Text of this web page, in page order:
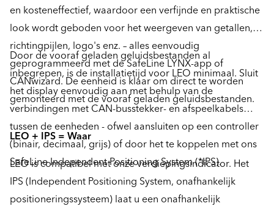
en kosteneffectief, waardoor een verfijnde en praktische
look wordt geboden voor het weergeven van getallen,
richtingpijlen, logo's enz. – alles eenvoudig
geprogrammeerd met de SafeLine LYNX-app of
CANwizard. De eenheid is klaar om direct te worden
gemonteerd met de vooraf geladen geluidsbestanden.
Door de vooraf geladen geluidsbestanden al
inbegrepen, is de installatietijd voor LEO minimaal. Sluit
het display eenvoudig aan met behulp van de
verbindingen met CAN-busstekker- en afspeelkabels
tussen de eenheden - ofwel aansluiten op een controller
(binair, decimaal, grijs) of door het te koppelen met ons
SafeLine Independent Positioning System (*IPS).
LEO + IPS = Waar
LEO is compatibel met onze verdiepingsindicator. Het
IPS (Independent Positioning System, onafhankelijk
positioneringssysteem) laat u een onafhankelijk